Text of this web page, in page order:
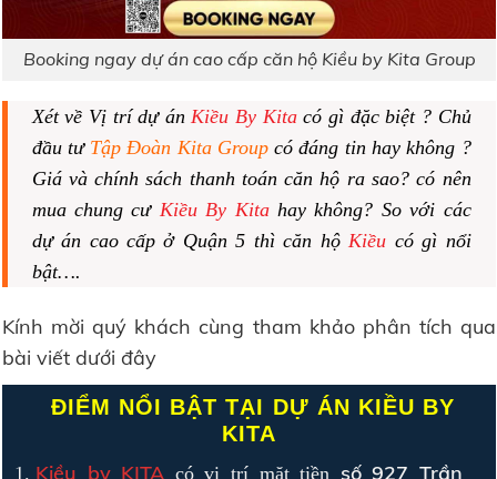
Booking ngay dự án cao cấp căn hộ Kiều by Kita Group
Xét về Vị trí dự án Kiều By Kitacó gì đặc biệt ? Chủ
đầu tư Tập Đoàn Kita Groupcó đáng tin hay không ?
Giávàchính sách thanh toán căn hộ ra sao? có nên
mua chung cư Kiều By Kita hay không? So với các
dự án cao cấp ở Quận 5 thì căn hộ Kiều có gì nổi
bật….
Kính mời quý khách cùng tham khảo phân tích qua
bài viết dưới đây
ĐIỂM NỔI BẬT TẠI DỰ ÁN KIỀU BY
KITA
Kiều by KITA có vị trí mặt tiền số 927 Trần